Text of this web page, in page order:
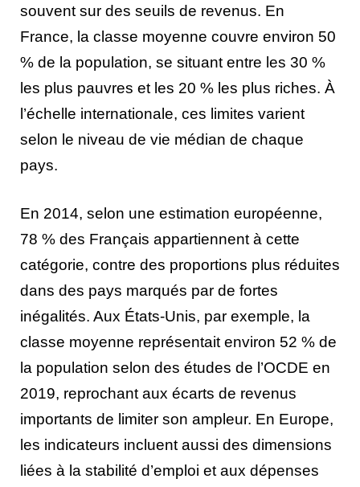
souvent sur des seuils de revenus. En
France, la classe moyenne couvre environ 50
% de la population, se situant entre les 30 %
les plus pauvres et les 20 % les plus riches. À
l’échelle internationale, ces limites varient
selon le niveau de vie médian de chaque
pays.
En 2014, selon une estimation européenne,
78 % des Français appartiennent à cette
catégorie, contre des proportions plus réduites
dans des pays marqués par de fortes
inégalités. Aux États-Unis, par exemple, la
classe moyenne représentait environ 52 % de
la population selon des études de l’OCDE en
2019, reprochant aux écarts de revenus
importants de limiter son ampleur. En Europe,
les indicateurs incluent aussi des dimensions
liées à la stabilité d’emploi et aux dépenses